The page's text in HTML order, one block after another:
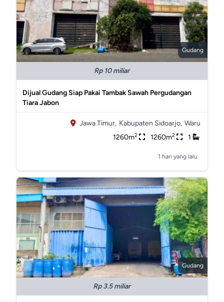
Gudang
Rp 10 miliar
Dijual Gudang Siap Pakai Tambak Sawah Pergudangan
Tiara Jabon
Jawa Timur, Kabupaten Sidoarjo, Waru
1260m2 1260m2 1
1 hari yang lalu
Gudang
Rp 3.5 miliar